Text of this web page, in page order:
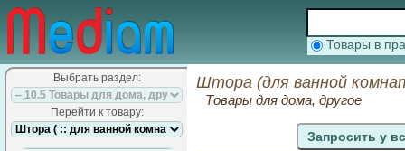
Товары в
Выбрать раздел:
Перейти к товару:
Штора (для ванной
Товары для дома, другое
Запросить у